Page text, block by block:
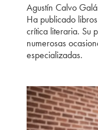
Agustín Calvo
Ha publicado
crítica literaria. Su
numerosas
especializadas.